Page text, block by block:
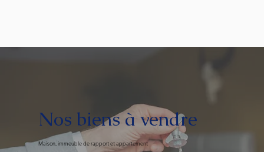
Nos biens à vendre
Maison, immeuble de rapport et appartement